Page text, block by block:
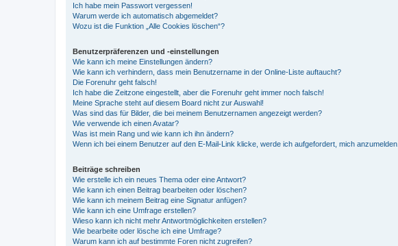
Ich habe mein Passwort vergessen!
Warum werde ich automatisch abgemeldet?
Wozu ist die Funktion „Alle Cookies löschen“?
Benutzerpräferenzen und -einstellungen
Wie kann ich meine Einstellungen ändern?
Wie kann ich verhindern, dass mein Benutzername in der Online-Liste auftaucht?
Die Forenuhr geht falsch!
Ich habe die Zeitzone eingestellt, aber die Forenuhr geht immer noch falsch!
Meine Sprache steht auf diesem Board nicht zur Auswahl!
Was sind das für Bilder, die bei meinem Benutzernamen angezeigt werden?
Wie verwende ich einen Avatar?
Was ist mein Rang und wie kann ich ihn ändern?
Wenn ich bei einem Benutzer auf den E-Mail-Link klicke, werde ich aufgefordert, mich anzumelden.
Beiträge schreiben
Wie erstelle ich ein neues Thema oder eine Antwort?
Wie kann ich einen Beitrag bearbeiten oder löschen?
Wie kann ich meinem Beitrag eine Signatur anfügen?
Wie kann ich eine Umfrage erstellen?
Wieso kann ich nicht mehr Antwortmöglichkeiten erstellen?
Wie bearbeite oder lösche ich eine Umfrage?
Warum kann ich auf bestimmte Foren nicht zugreifen?